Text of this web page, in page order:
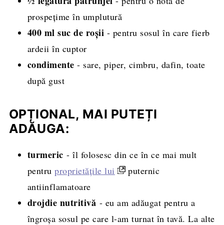
prospețime în umplutură
400 ml suc de roșii - pentru sosul în care fierb
ardeii în cuptor
condimente- sare, piper, cimbru, dafin, toate
după gust
OPȚIONAL, MAI PUTEȚI
ADĂUGA:
turmeric- îl folosesc din ce în ce mai mult
pentruproprietățile lui
puternic
antiinflamatoare
drojdie nutritivă - eu am adăugat pentru a
îngroșa sosul pe care l-am turnat în tavă. La alte